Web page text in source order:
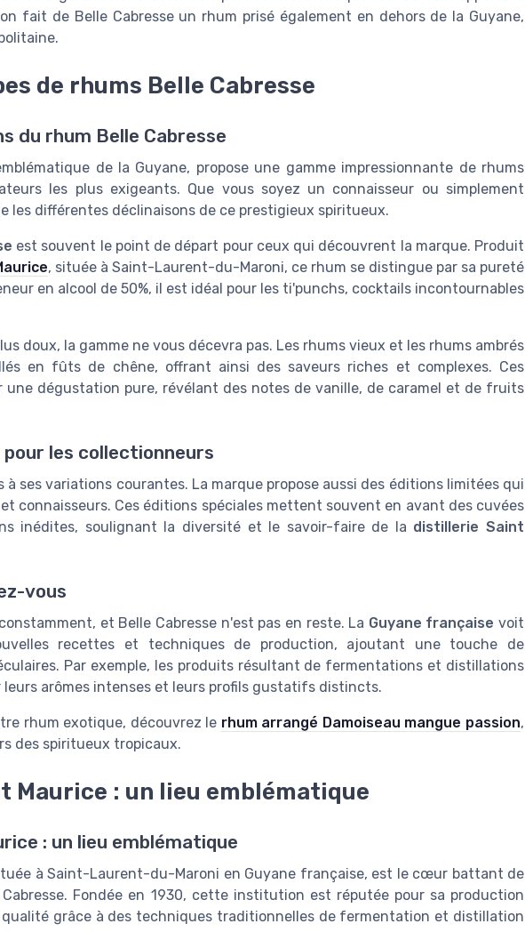
fait de Belle Cabresse un rhum prisé également en dehors de la Guyane,
de rhums Belle Cabresse
du rhum Belle Cabresse
de la Guyane, propose une gamme impressionnante de rhums
les plus exigeants. Que vous soyez un connaisseur ou simplement
les différentes déclinaisons de ce prestigieux spiritueux.
est souvent le point de départ pour ceux qui découvrent la marque. Produit
, située à Saint-Laurent-du-Maroni, ce rhum se distingue par sa pureté
en alcool de 50%, il est idéal pour les ti'punchs, cocktails incontournables
doux, la gamme ne vous décevra pas. Les rhums vieux et les rhums ambrés
en fûts de chêne, offrant ainsi des saveurs riches et complexes. Ces
dégustation pure, révélant des notes de vanille, de caramel et de fruits
les collectionneurs
à ses variations courantes. La marque propose aussi des éditions limitées qui
connaisseurs. Ces éditions spéciales mettent souvent en avant des cuvées
inédites, soulignant la diversité et le savoir-faire de la distillerie Saint
vous
et Belle Cabresse n'est pas en reste. La Guyane française voit
recettes et techniques de production, ajoutant une touche de
Par exemple, les produits résultant de fermentations et distillations
arômes intenses et leurs profils gustatifs distincts.
rhum exotique, découvrez le rhum arrangé Damoiseau mangue passion,
des spiritueux tropicaux.
Maurice : un lieu emblématique
: un lieu emblématique
à Saint-Laurent-du-Maroni en Guyane française, est le cœur battant de
Fondée en 1930, cette institution est réputée pour sa production
grâce à des techniques traditionnelles de fermentation et distillation